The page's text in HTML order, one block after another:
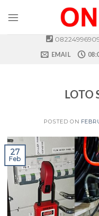
EMAIL
LOTO
POSTED ON
27
Feb